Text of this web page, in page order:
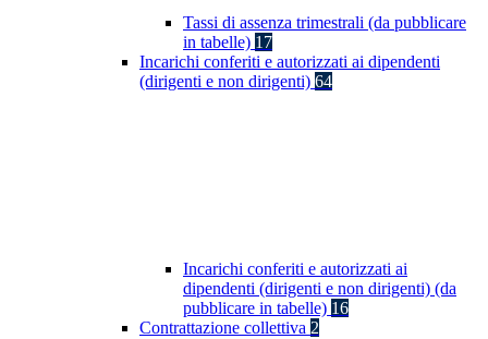
Tassi di assenza trimestrali (da pubblicare
in tabelle) 17
Incarichi conferiti e autorizzati ai dipendenti
(dirigenti e non dirigenti) 64
Incarichi conferiti e autorizzati ai
dipendenti (dirigenti e non dirigenti) (da
pubblicare in tabelle) 16
Contrattazione collettiva 2